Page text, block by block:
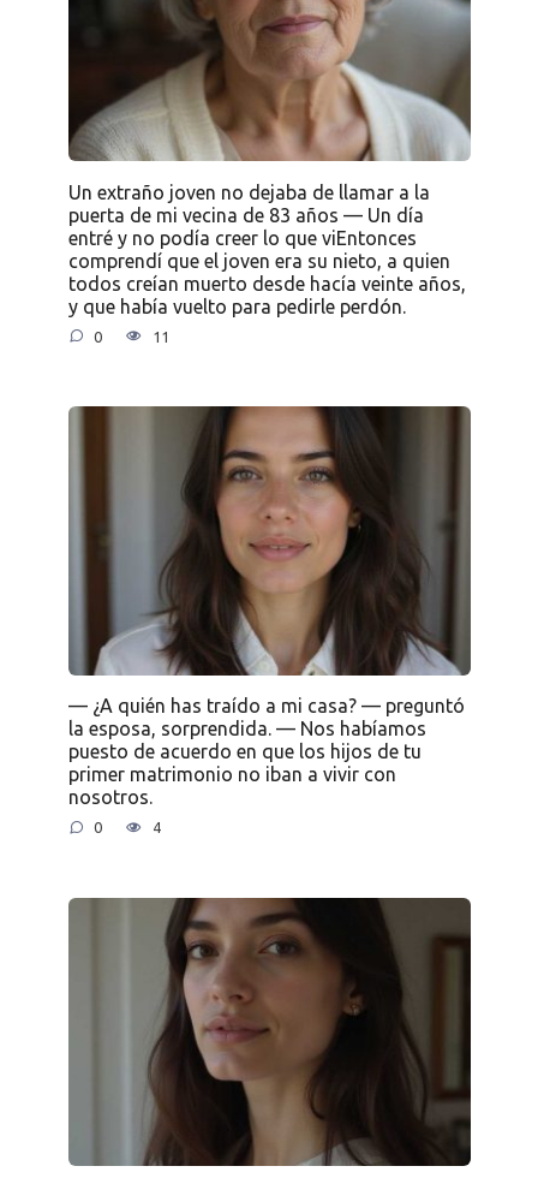
Un extraño joven no dejaba de llamar a la
puerta de mi vecina de 83 años — Un día
entré y no podía creer lo que viEntonces
comprendí que el joven era su nieto, a quien
todos creían muerto desde hacía veinte años,
y que había vuelto para pedirle perdón.
0 11
— ¿A quién has traído a mi casa? — preguntó
la esposa, sorprendida. — Nos habíamos
puesto de acuerdo en que los hijos de tu
primer matrimonio no iban a vivir con
nosotros.
0 4